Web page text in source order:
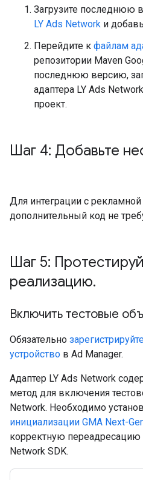
Загрузите последнюю
LY Ads Network и
Перейдите к файлам
репозитории Maven
последнюю версию,
адаптера LY Ads
проект.
Шаг 4: Добавьте
Для интеграции с
дополнительный код не
Шаг 5:
реализацию.
Включить тестовые
Обязательно
устройство в Ad Manager.
Адаптер LY Ads Network
метод для включения
Network. Необходимо
инициализации GMA Next-
корректную переадресацию
Network SDK.